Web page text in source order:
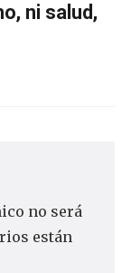
ni salud,
no será
están